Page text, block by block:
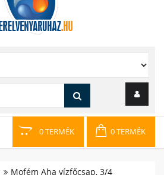
0 TERMÉK 0 TERMÉK
Mofém Aha vízfőcsap, 3/4